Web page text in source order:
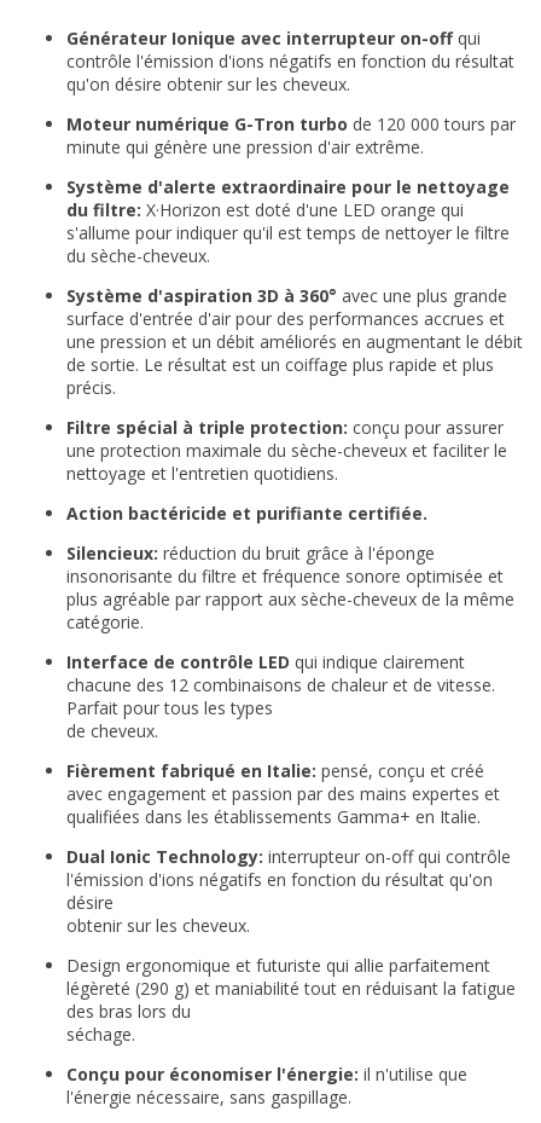
Générateur Ionique avec interrupteur on-offqui
contrôle l'émission d'ions négatifs en fonction du résultat
qu'on désire obtenir sur les cheveux.
Moteur numérique G-Tron turbo de 120 000 tours par
minute qui génère une pression d'air extrême.
Système d'alerte extraordinaire pour le nettoyage
du filtre: X·Horizon est doté d'une LED orange qui
s'allume pour indiquer qu'il est temps de nettoyer le filtre
du sèche-cheveux.
Système d'aspiration 3D à 360° avec une plus grande
surface d'entrée d'air pour des performances accrues et
une pression et un débit améliorés en augmentant le débit
de sortie. Le résultat est un coiffage plus rapide et plus
précis.
Filtre spécial à triple protection: conçu pour assurer
une protection maximale du sèche-cheveux et faciliter le
nettoyage et l'entretien quotidiens.
Action bactéricide et purifiante certifiée.
Silencieux: réduction du bruit grâce à l'éponge
insonorisante du filtre et fréquence sonore optimisée et
plus agréable par rapport aux sèche-cheveux de la même
catégorie.
Interface de contrôle LED qui indique clairement
chacune des 12 combinaisons de chaleur et de vitesse.
Parfait pour tous les types
de cheveux.
Fièrement fabriqué en Italie: pensé, conçu et créé
avec engagement et passion par des mains expertes et
qualifiées dans les établissements Gamma+ en Italie.
Dual Ionic Technology: interrupteur on-off qui contrôle
l'émission d'ions négatifs en fonction du résultat qu'on
désire
obtenir sur les cheveux.
Design ergonomique et futuriste qui allie parfaitement
légèreté (290 g) et maniabilité tout en réduisant la fatigue
des bras lors du
séchage.
Conçu pour économiser l'énergie: il n'utilise que
l'énergie nécessaire, sans gaspillage.